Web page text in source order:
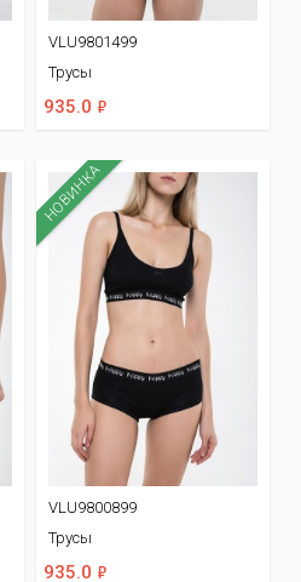
VLU9801499
Трусы
935.0 ф
НОВИНКА
VLU9800899
Трусы
935.0 ф